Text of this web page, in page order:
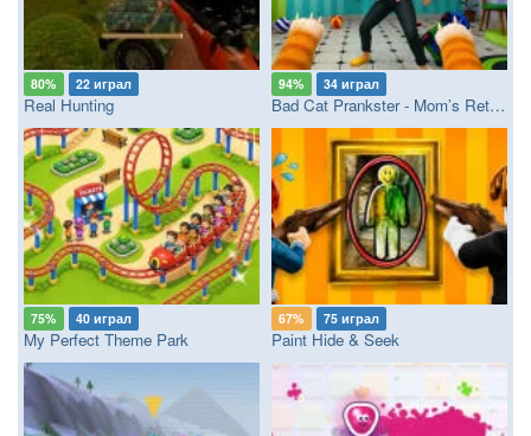
80% 22 играл
Real Hunting
94% 34 играл
Bad Cat Prankster - Mom’s Return
75% 40 играл
My Perfect Theme Park
67% 75 играл
Paint Hide & Seek